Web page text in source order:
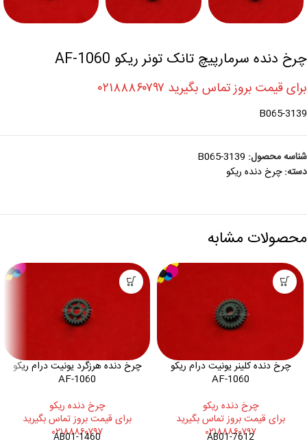
چرخ دنده سرمارپیچ تانک تونر ریکو AF-1060
برای قیمت بروز تماس بگیرید ۰۲۱۸۸۸۶۰۷۹۷
B065-3139
شناسه محصول: B065-3139
دسته: چرخ دنده ريکو
محصولات مشابه
چرخ دنده کلینر یونیت درام ریکو
AF-1060
چرخ دنده ريکو
برای قیمت بروز تماس بگیرید
۰۲۱۸۸۸۶۰۷۹۷
AB01-7612
چرخ دنده هرزگرد یونیت درام ریکو
AF-1060
چرخ دنده ريکو
برای قیمت بروز تماس بگیرید
۰۲۱۸۸۸۶۰۷۹۷
AB01-1460